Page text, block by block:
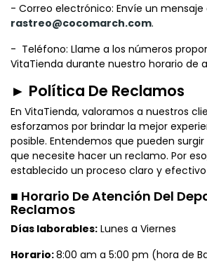
- Correo electrónico: Envíe un mensaje
rastreo@cocomarch.com.
- Teléfono: Llame a los números
VitaTienda durante nuestro horario de
► Política De Reclamos
En VitaTienda, valoramos a nuestros
esforzamos por brindar la mejor
posible. Entendemos que pueden
que necesite hacer un reclamo. Por
establecido un proceso claro y
■ Horario De Atención Del
Reclamos
Días laborables: Lunes a Viernes
Horario:8:00 am a 5:00 pm (hora de